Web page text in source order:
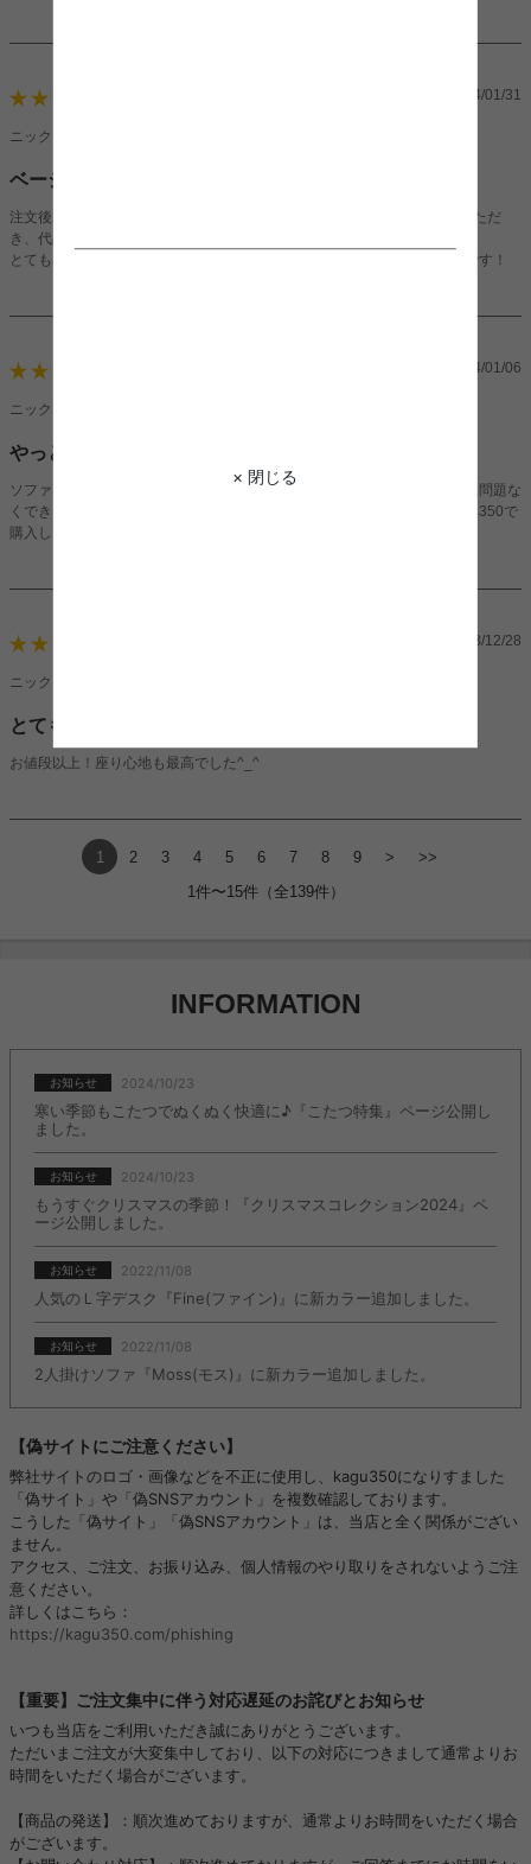
× 閉じる
2024/01/31
ニックネーム：りささん（女性）
ベージュ頼みました
注文後2日で届き、初期不良がありましたが電話した所、すぐ対応していただ
き、代品も2日後に届きました。
とても早い対応で届いたソファも組み立てが楽でいい感じなので大満足です！
2024/01/06
ニックネーム：wat101さん（男性）
やっと届きました！
ソファを使用するのは初めてですが、色味も思っていた通りで組み立ても問題な
くできました！長く使いたいので色々なソファを探していましたが、家具350で
購入して良かったと思います。素敵なソファです。
2023/12/28
ニックネーム：カニさんさん（女性）
とても良い！！
お値段以上！座り心地も最高でした^_^
1 2 3 4 5 6 7 8 9 >
>>
1件〜15件（全139件）
INFORMATION
お知らせ 2024/10/23
寒い季節もこたつでぬくぬく快適に♪『こたつ特集』ページ公開し
ました。
お知らせ 2024/10/23
もうすぐクリスマスの季節！『クリスマスコレクション2024』ペ
ージ公開しました。
お知らせ 2022/11/08
人気のＬ字デスク『Fine(ファイン)』に新カラー追加しました。
お知らせ 2022/11/08
2人掛けソファ『Moss(モス)』に新カラー追加しました。
【偽サイトにご注意ください】
弊社サイトのロゴ・画像などを不正に使用し、kagu350になりすました
「偽サイト」や「偽SNSアカウント」を複数確認しております。
こうした「偽サイト」「偽SNSアカウント」は、当店と全く関係がござい
ません。
アクセス、ご注文、お振り込み、個人情報のやり取りをされないようご注
意ください。
詳しくはこちら：
https://kagu350.com/phishing
【重要】ご注文集中に伴う対応遅延のお詫びとお知らせ
いつも当店をご利用いただき誠にありがとうございます。
ただいまご注文が大変集中しており、以下の対応につきまして通常よりお
時間をいただく場合がございます。
【商品の発送】：順次進めておりますが、通常よりお時間をいただく場合
がございます。